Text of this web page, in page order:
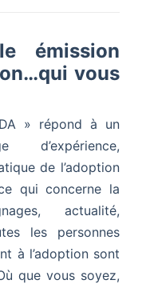
émission
vous
» répond à un
de l’adoption
qui concerne la
actualité,
les personnes
à l’adoption sont
que vous soyez,